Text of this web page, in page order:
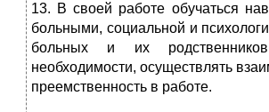
13. В своей работе обучаться
больными, социальной и
больных и их
необходимости, осуществлять
преемственность в работе.